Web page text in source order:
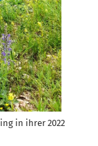
in ihrer 2022